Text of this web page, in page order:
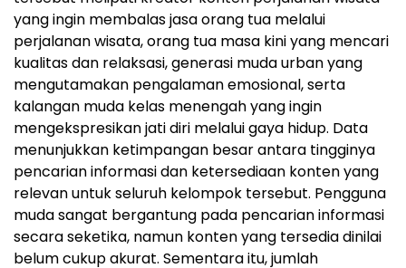
yang ingin membalas jasa orang tua melalui
perjalanan wisata, orang tua masa kini yang mencari
kualitas dan relaksasi, generasi muda urban yang
mengutamakan pengalaman emosional, serta
kalangan muda kelas menengah yang ingin
mengekspresikan jati diri melalui gaya hidup. Data
menunjukkan ketimpangan besar antara tingginya
pencarian informasi dan ketersediaan konten yang
relevan untuk seluruh kelompok tersebut. Pengguna
muda sangat bergantung pada pencarian informasi
secara seketika, namun konten yang tersedia dinilai
belum cukup akurat. Sementara itu, jumlah